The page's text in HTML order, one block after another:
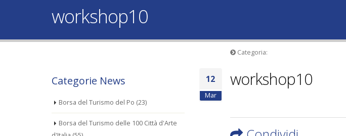
workshop10
Categorie News
Borsa del Turismo del Po (23)
Borsa del Turismo delle 100 Città d'Arte
Categoria:
12
Mar
workshop10